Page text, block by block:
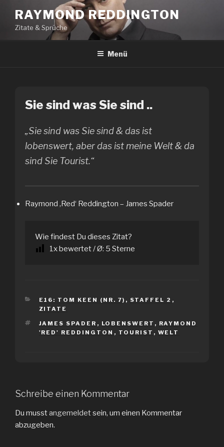
Inhalt
springen
RAYMOND REDDINGTON
Zitate & Sprüche
Menü
Sie sind was Sie sind ..
„Sie sind was Sie sind & das ist
lobenswert, aber das ist meine Welt & da
sind Sie Tourist.“
Raymond ‚Red‘ Reddington – James Spader
Wie findest Du dieses Zitat?
1x bewertet / Ø: 5 Sterne
KATEGORIEN
E16: TOM KEEN (NR. 7) , STAFFEL 2 ,
ZITATE
SCHLAGWÖRTER
JAMES SPADER , LOBENSWERT , RAYMOND
'RED' REDDINGTON , TOURIST , WELT
Schreibe einen Kommentar
Du musstangemeldetsein, um einen Kommentar
abzugeben.